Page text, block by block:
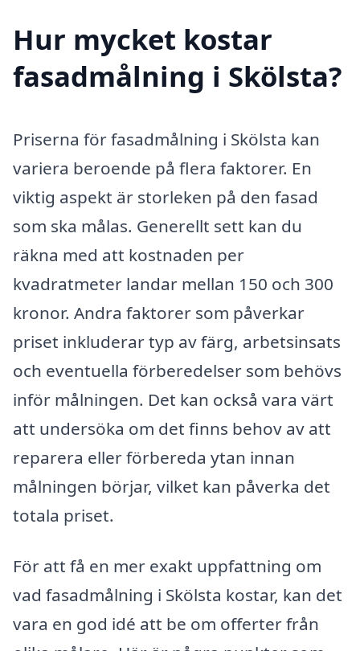
Hur mycket kostar
fasadmålning i Skölsta?
Priserna för fasadmålning i Skölsta kan
variera beroende på flera faktorer. En
viktig aspekt är storleken på den fasad
som ska målas. Generellt sett kan du
räkna med att kostnaden per
kvadratmeter landar mellan 150 och 300
kronor. Andra faktorer som påverkar
priset inkluderar typ av färg, arbetsinsats
och eventuella förberedelser som behövs
inför målningen. Det kan också vara värt
att undersöka om det finns behov av att
reparera eller förbereda ytan innan
målningen börjar, vilket kan påverka det
totala priset.
För att få en mer exakt uppfattning om
vad fasadmålning i Skölsta kostar, kan det
vara en god idé att be om offerter från